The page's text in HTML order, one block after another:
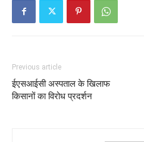
Previous article
ईएसआईसी अस्पताल के खिलाफ
किसानों का विरोध प्रदर्शन